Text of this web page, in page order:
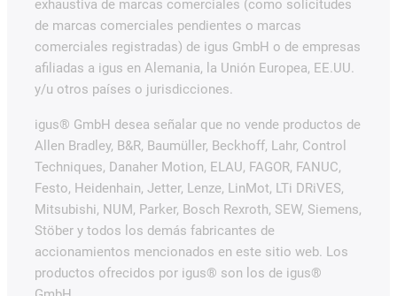
exhaustiva de marcas comerciales (como solicitudes
de marcas comerciales pendientes o marcas
comerciales registradas) de igus GmbH o de empresas
afiliadas a igus en Alemania, la Unión Europea, EE.UU.
y/u otros países o jurisdicciones.
igus® GmbH desea señalar que no vende productos de
Allen Bradley, B&R, Baumüller, Beckhoff, Lahr, Control
Techniques, Danaher Motion, ELAU, FAGOR, FANUC,
Festo, Heidenhain, Jetter, Lenze, LinMot, LTi DRiVES,
Mitsubishi, NUM, Parker, Bosch Rexroth, SEW, Siemens,
Stöber y todos los demás fabricantes de
accionamientos mencionados en este sitio web. Los
productos ofrecidos por igus® son los de igus®